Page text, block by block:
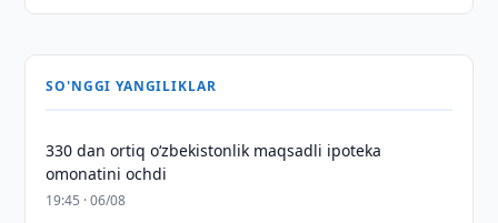
SO'NGGI YANGILIKLAR
330 dan ortiq o‘zbekistonlik maqsadli ipoteka
omonatini ochdi
19:45 · 06/08